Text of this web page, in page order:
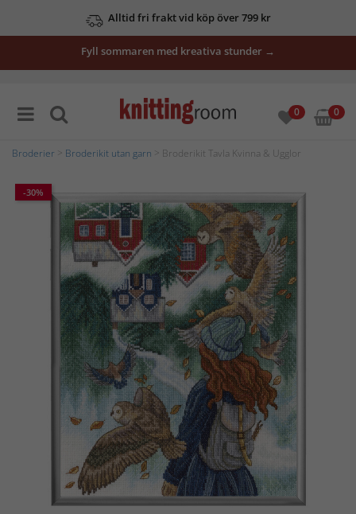
Alltid fri frakt vid köp över 799 kr
Fyll sommaren med kreativa stunder →
0 0
Broderier Broderikit utan garn > Broderikit Tavla Kvinna & Ugglor
-30%